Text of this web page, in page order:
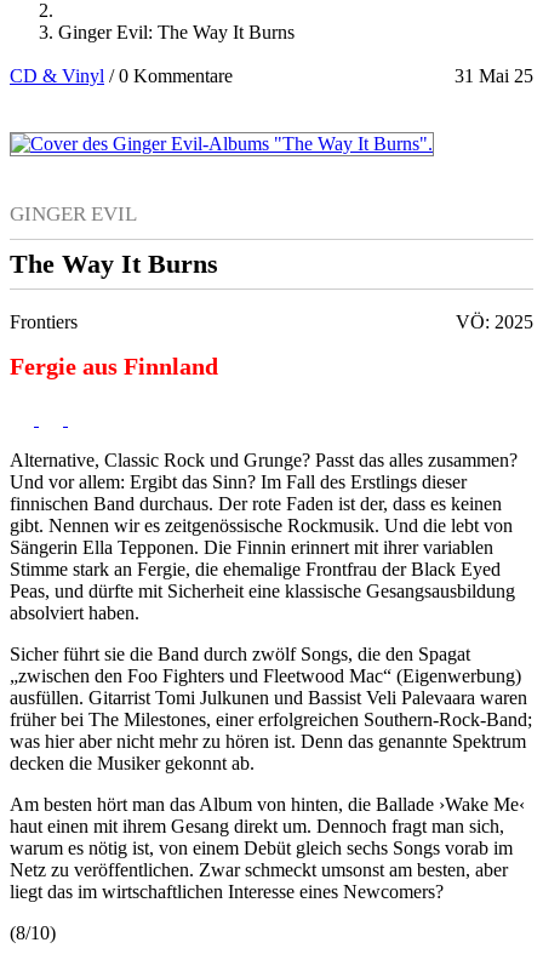
Ginger Evil: The Way It Burns
CD & Vinyl 31 Mai 25
/0 Kommentare
GINGER EVIL
The Way It Burns
Frontiers VÖ: 2025
Fergie aus Finnland
Alternative, Classic Rock und Grunge? Passt das alles zusammen?
Und vor allem: Ergibt das Sinn? Im Fall des Erstlings dieser
finnischen Band durchaus. Der rote Faden ist der, dass es keinen
gibt. Nennen wir es zeitgenössische Rockmusik. Und die lebt von
Sängerin Ella Tepponen. Die Finnin erinnert mit ihrer variablen
Stimme stark an Fergie, die ehemalige Frontfrau der Black Eyed
Peas, und dürfte mit Sicherheit eine klassische Gesangsausbildung
absolviert haben.
Sicher führt sie die Band durch zwölf Songs, die den Spagat
„zwischen den Foo Fighters und Fleetwood Mac“ (Eigenwerbung)
ausfüllen. Gitarrist Tomi Julkunen und Bassist Veli Palevaara waren
früher bei The Milestones, einer erfolgreichen Southern-Rock-Band;
was hier aber nicht mehr zu hören ist. Denn das genannte Spektrum
decken die Musiker gekonnt ab.
Am besten hört man das Album von hinten, die Ballade ›Wake Me‹
haut einen mit ihrem Gesang direkt um. Dennoch fragt man sich,
warum es nötig ist, von einem Debüt gleich sechs Songs vorab im
Netz zu veröffentlichen. Zwar schmeckt umsonst am besten, aber
liegt das im wirtschaftlichen Interesse eines Newcomers?
(8/10)